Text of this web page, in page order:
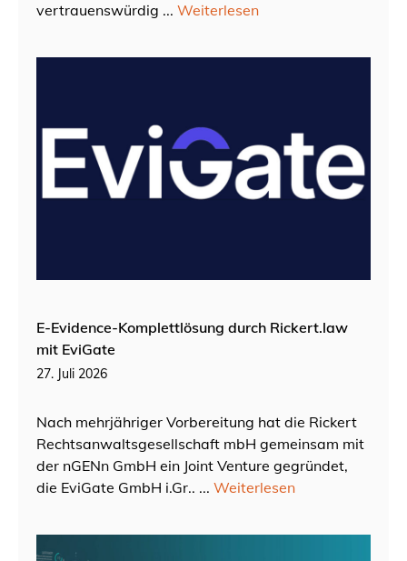
vertrauenswürdig ... Weiterlesen
E-Evidence-Komplettlösung durch Rickert.law
mit EviGate
27. Juli 2026
Nach mehrjähriger Vorbereitung hat die Rickert
Rechtsanwaltsgesellschaft mbH gemeinsam mit
der nGENn GmbH ein Joint Venture gegründet,
die EviGate GmbH i.Gr.. ... Weiterlesen